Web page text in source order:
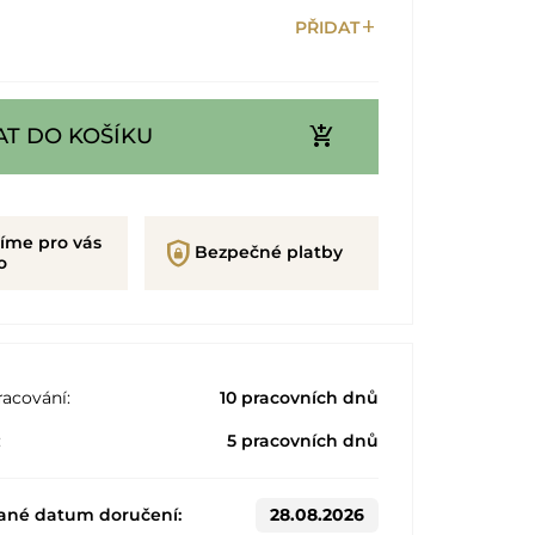
PŘIDATadd
DO KOŠÍKU add_shopping_cart
pro vás
shield_lock Bezpečné platby
10 pracovních dnů
5 pracovních dnů
datum doručení: 28.08.2026